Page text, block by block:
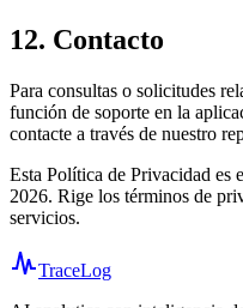
12. Contacto
Para consultas o solicitudes
función de soporte en la
contacte a través de nuestro
Esta Política de Privacidad es
2026. Rige los términos de
servicios.
TraceLog